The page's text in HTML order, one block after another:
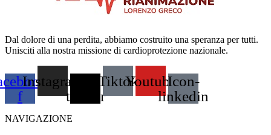
Dal dolore di una perdita, abbiamo costruito una speranza per tutti.
Unisciti alla nostra missione di cardioprotezione nazionale.
f
Instagram
twitter
TiktokYoutubeIcon-
linkedin
NAVIGAZIONE